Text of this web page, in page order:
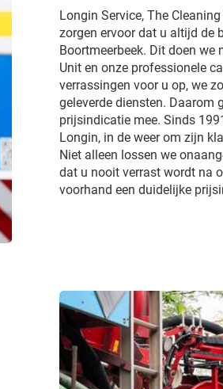
Longin Service, The
zorgen ervoor dat u altijd de
Boortmeerbeek. Dit doen
Unit en onze professionele
verrassingen voor u op, we
geleverde diensten. Daarom
prijsindicatie mee. Sinds
Longin, in de weer om zijn
Niet alleen lossen we
dat u nooit verrast wordt na
voorhand een duidelijke